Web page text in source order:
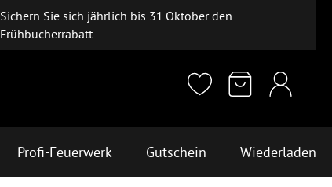
Sichern Sie sich jährlich bis 31.Oktober den
Frühbucherrabatt
Profi-Feuerwerk Gutschein Wiederladen